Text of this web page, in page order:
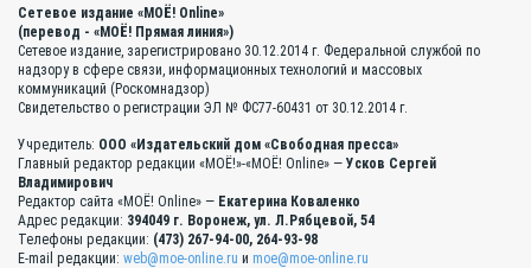
Сетевое издание «МОЁ! Online»
(перевод - «МОЁ! Прямая линия»)
Сетевое издание, зарегистрировано 30.12.2014 г. Федеральной службой по
надзору в сфере связи, информационных технологий и массовых
коммуникаций (Роскомнадзор)
Свидетельство о регистрации ЭЛ № ФС77-60431 от 30.12.2014 г.
Учредитель: ООО «Издательский дом «Свободная пресса»
Главный редактор редакции «МОЁ!»-«МОЁ! Online» — Усков Сергей
Владимирович
Редактор сайта «МОЁ! Online» — Екатерина Коваленко
Адрес редакции: 394049 г. Воронеж, ул. Л.Рябцевой, 54
Телефоны редакции: (473) 267-94-00, 264-93-98
E-mail редакции: web@moe-online.ru и moe@moe-online.ru